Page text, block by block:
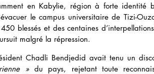
en Kabylie, région à forte
le campus universitaire de Tizi-
blessés et des centaines
malgré la répression.
Chadli Bendjedid avait tenu un
» du pays, rejetant toute